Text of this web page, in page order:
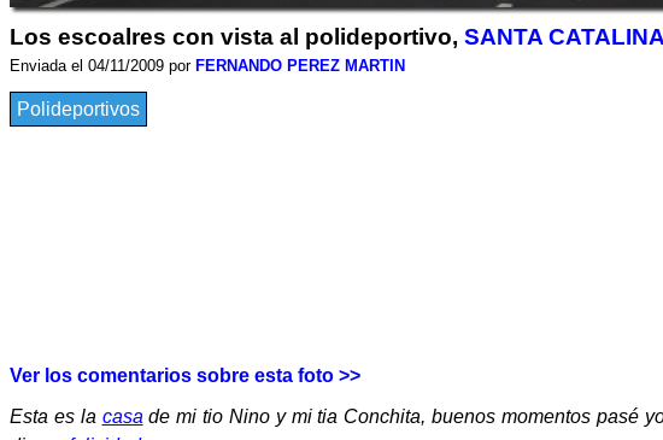
Los escoalres con vista al polideportivo, SANTA CATALINA
Enviada el 04/11/2009 por FERNANDO PEREZ MARTIN
Polideportivos
Ver los comentarios sobre esta foto >>
Esta es la casa de mi tio Nino y mi tia Conchita, buenos momentos pasé